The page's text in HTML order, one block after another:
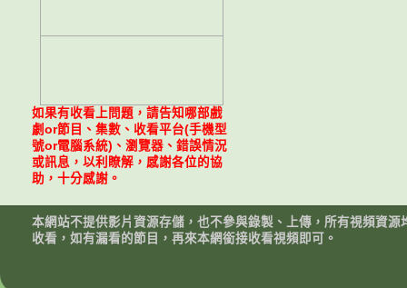
如果有收看上問題，請告知哪部戲
劇or節目、集數、收看平台(手機型
號or電腦系統)、瀏覽器、錯誤情況
或訊息，以利瞭解，感謝各位的協
助，十分感謝。
本網站不提供影片資源存儲，也不參與錄製、上傳，所有視頻資
收看，如有漏看的節目，再來本網銜接收看視頻即可。